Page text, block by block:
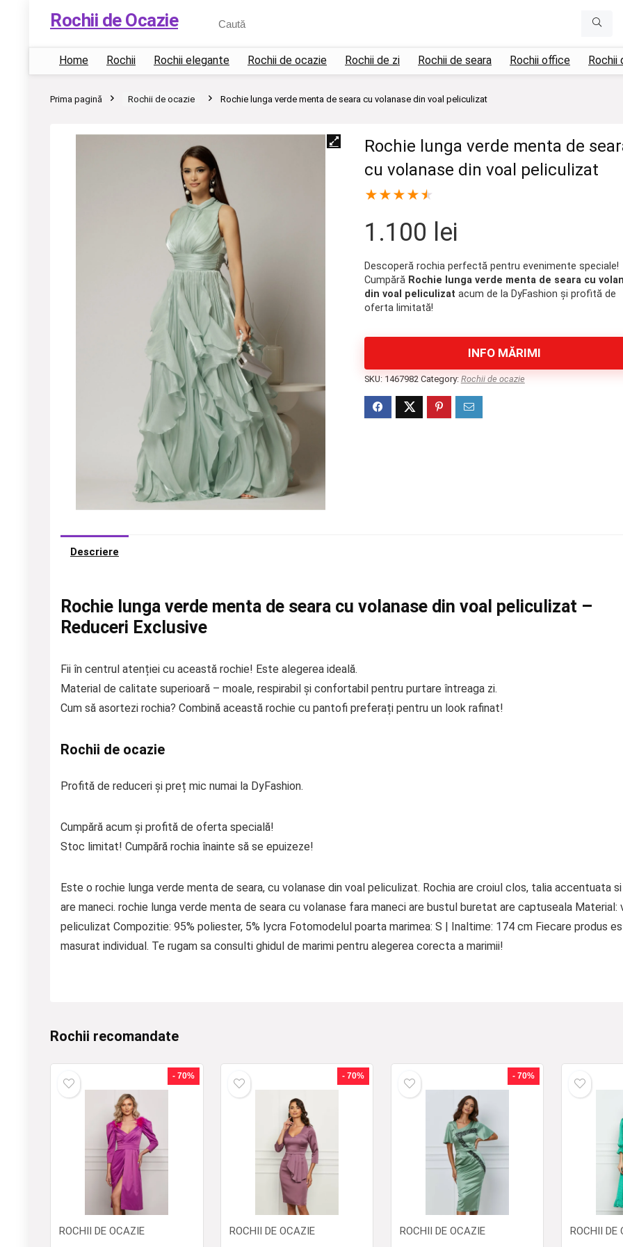
Rochii de Ocazie
Home Rochii Rochii elegante Rochii de ocazie Rochii de zi Rochii de seara Rochii office Rochii
Prima pagină Rochii de ocazie Rochie lunga verde menta de seara cu volanase din voal peliculizat
Rochie lunga verde menta de
cu volanase din voal peliculizat
★★★★★
1.100 lei
Descoperă rochia perfectă pentru evenimente speciale!
Cumpără Rochie lunga verde menta de seara cu
din voal peliculizat acum de la DyFashion și profită de
oferta limitată!
INFO MĂRIMI
SKU: 1467982 Category: Rochii de ocazie
Descriere
Rochie lunga verde menta de seara cu volanase din voal peliculizat –
Reduceri Exclusive
Fii în centrul atenției cu această rochie! Este alegerea ideală.
Material de calitate superioară – moale, respirabil și confortabil pentru purtare întreaga zi.
Cum să asortezi rochia? Combină această rochie cu pantofi preferați pentru un look rafinat!
Rochii de ocazie
Profită de reduceri și preț mic numai la DyFashion.
Cumpără acum și profită de oferta specială!
Stoc limitat! Cumpără rochia înainte să se epuizeze!
Este o rochie lunga verde menta de seara, cu volanase din voal peliculizat. Rochia are croiul clos, talia accentuata si
are maneci. rochie lunga verde menta de seara cu volanase fara maneci are bustul buretat are captuseala Material:
peliculizat Compozitie: 95% poliester, 5% lycra Fotomodelul poarta marimea: S | Inaltime: 174 cm Fiecare produs
masurat individual. Te rugam sa consulti ghidul de marimi pentru alegerea corecta a marimii!
Rochii recomandate
- 70%
ROCHII DE OCAZIE
- 70%
ROCHII DE OCAZIE
- 70%
ROCHII DE OCAZIE ROCHII DE